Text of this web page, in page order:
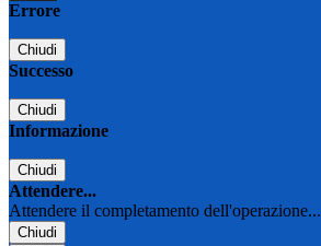
Errore
Chiudi
Successo
Chiudi
Informazione
Chiudi
Attendere...
Attendere il completamento dell'operazione...
Chiudi